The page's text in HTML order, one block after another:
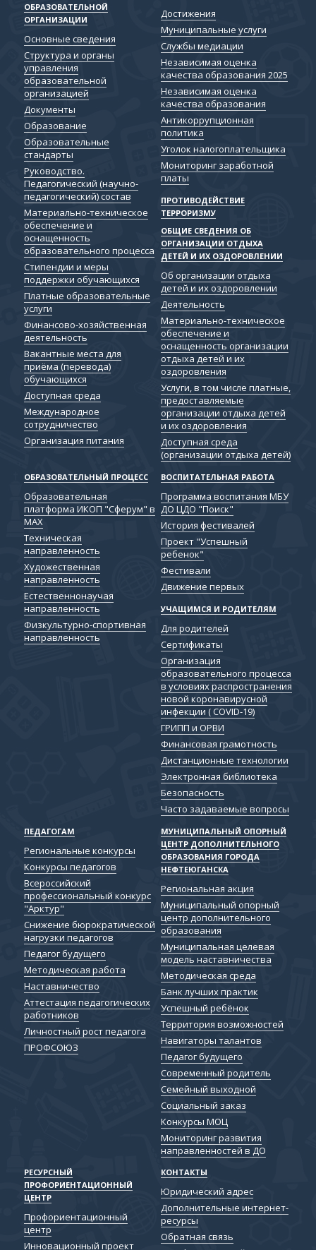
ОБРАЗОВАТЕЛЬНОЙ
ОРГАНИЗАЦИИ
Основные сведения
Структура и органы
управления
образовательной
организацией
Документы
Образование
Образовательные
стандарты
Руководство.
Педагогический (научно-
педагогический) состав
Материально-техническое
обеспечение и
оснащенность
образовательного процесса
Стипендии и меры
поддержки обучающихся
Платные образовательные
услуги
Финансово-хозяйственная
деятельность
Вакантные места для
приёма (перевода)
обучающихся
Доступная среда
Международное
сотрудничество
Организация питания
Достижения
Муниципальные услуги
Службы медиации
Независимая оценка
качества образования 2025
Независимая оценка
качества образования
Антикоррупционная
политика
Уголок налогоплательщика
Мониторинг заработной
платы
ПРОТИВОДЕЙСТВИЕ
ТЕРРОРИЗМУ
ОБЩИЕ СВЕДЕНИЯ ОБ
ОРГАНИЗАЦИИ ОТДЫХА
ДЕТЕЙ И ИХ ОЗДОРОВЛЕНИИ
Об организации отдыха
детей и их оздоровлении
Деятельность
Материально-техническое
обеспечение и
оснащенность организации
отдыха детей и их
оздоровления
Услуги, в том числе платные,
предоставляемые
организации отдыха детей
и их оздоровления
Доступная среда
(организации отдыха детей)
ОБРАЗОВАТЕЛЬНЫЙ ПРОЦЕСС
Образовательная
платформа ИКОП "Сферум" в
МАХ
Техническая
направленность
Художественная
направленность
Естественнонаучая
направленность
Физкультурно-спортивная
направленность
ВОСПИТАТЕЛЬНАЯ РАБОТА
Программа воспитания МБУ
ДО ЦДО "Поиск"
История фестивалей
Проект "Успешный
ребенок"
Фестивали
Движение первых
УЧАЩИМСЯ И РОДИТЕЛЯМ
Для родителей
Сертификаты
Организация
образовательного процесса
в условиях распространения
новой коронавирусной
инфекции ( COVID-19)
ГРИПП и ОРВИ
Финансовая грамотность
Дистанционные технологии
Электронная библиотека
Безопасность
Часто задаваемые вопросы
ПЕДАГОГАМ
Региональные конкурсы
Конкурсы педагогов
Всероссийский
профессиональный конкурс
"Арктур"
Снижение бюрократической
нагрузки педагогов
Педагог будущего
Методическая работа
Наставничество
Аттестация педагогических
работников
Личностный рост педагога
ПРОФСОЮЗ
МУНИЦИПАЛЬНЫЙ ОПОРНЫЙ
ЦЕНТР ДОПОЛНИТЕЛЬНОГО
ОБРАЗОВАНИЯ ГОРОДА
НЕФТЕЮГАНСКА
Региональная акция
Муниципальный опорный
центр дополнительного
образования
Муниципальная целевая
модель наставничества
Методическая среда
Банк лучших практик
Успешный ребёнок
Территория возможностей
Навигаторы талантов
Педагог будущего
Современный родитель
Семейный выходной
Социальный заказ
Конкурсы МОЦ
Мониторинг развития
направленностей в ДО
РЕСУРСНЫЙ
ПРОФОРИЕНТАЦИОННЫЙ
ЦЕНТР
Профориентационный
центр
Инновационный проект
КОНТАКТЫ
Юридический адрес
Дополнительные интернет-
ресурсы
Обратная связь